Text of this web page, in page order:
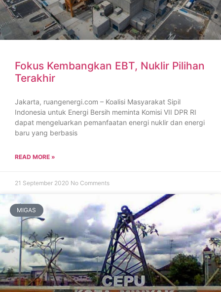
Fokus Kembangkan EBT, Nuklir Pilihan
Terakhir
Jakarta, ruangenergi.com – Koalisi Masyarakat Sipil
Indonesia untuk Energi Bersih meminta Komisi VII DPR RI
dapat mengeluarkan pemanfaatan energi nuklir dan energi
baru yang berbasis
READ MORE »
21 September 2020 No Comments
MIGAS